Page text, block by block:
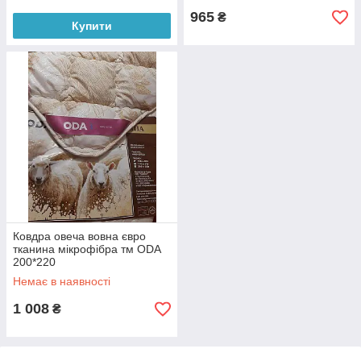
Купити
965 ₴
Ковдра овеча вовна євро
тканина мікрофібра тм ODA
200*220
Немає в наявності
1 008 ₴